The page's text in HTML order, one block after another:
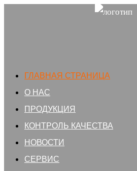
ГЛАВНАЯ СТРАНИЦА
О НАС
ПРОДУКЦИЯ
КОНТРОЛЬ КАЧЕСТВА
НОВОСТИ
СЕРВИС